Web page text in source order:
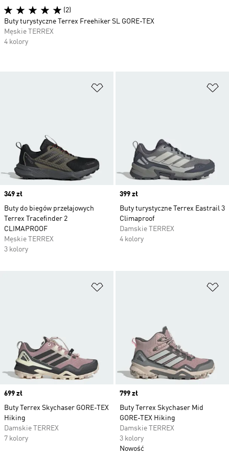
Price
349 zł
Buty do biegów przełajowych
Terrex Tracefinder 2
CLIMAPROOF
Męskie TERREX
3 kolory
Price
399 zł
Buty turystyczne Terrex Eastrail 3
Climaproof
Damskie TERREX
4 kolory
Price
699 zł
Buty Terrex Skychaser GORE-TEX
Hiking
Damskie TERREX
7 kolory
Price
799 zł
Buty Terrex Skychaser Mid
GORE-TEX Hiking
Damskie TERREX
3 kolory
Nowość
(2)
Buty turystyczne Terrex Freehiker SL GORE-TEX
Męskie TERREX
4 kolory